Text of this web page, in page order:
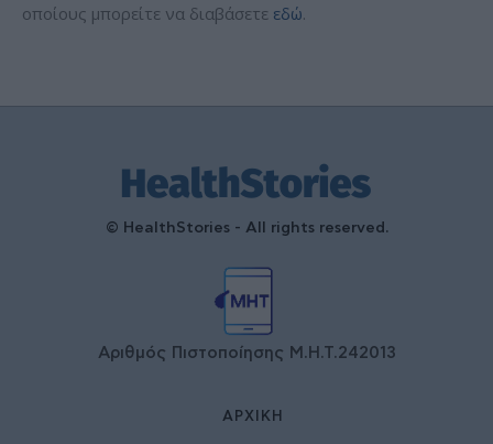
οποίους μπορείτε να διαβάσετε εδώ.
© HealthStories - All rights reserved.
Αριθμός Πιστοποίησης Μ.Η.Τ.242013
ΑΡΧΙΚΉ